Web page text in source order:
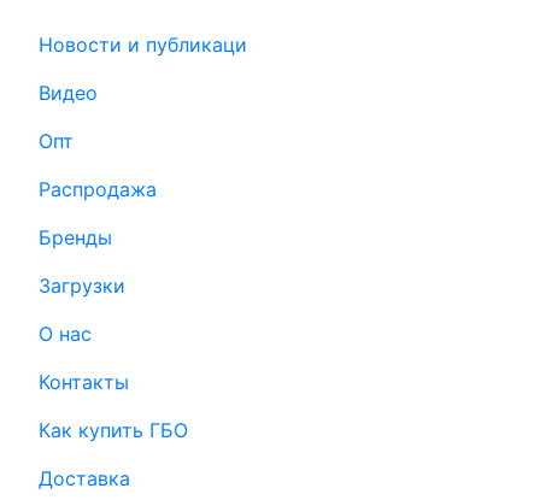
Новости и публикаци
Видео
Опт
Распродажа
Бренды
Загрузки
О нас
Контакты
Как купить ГБО
Доставка